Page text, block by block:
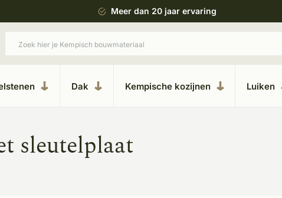
Uitgebreide showroom in Kesteren
Dak Kempische kozijnen Luiken
sleutelplaat